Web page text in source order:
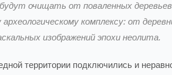
очищать от поваленных
археологическому комплексу: от
изображений эпохи неолита.
территории подключились и